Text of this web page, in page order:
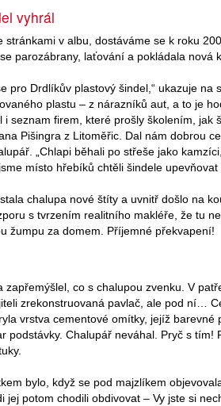
vyhrál
stránkami v albu, dostáváme se k roku
parozábrany, laťování a pokládala nová
pro Drdlíkův plastový šindel,“ ukazuje na
plastu – z nárazníků aut, a to je
i seznam firem, které prošly školením, jak
Pišingra z Litoměřic. Dal nám dobrou
„Chlapi běhali po střeše jako
místo hřebíků chtěli šindele upevňovat
chalupa nové štíty a uvnitř došlo na
s tvrzením realitního makléře, že tu
žumpu za domem. Příjemné překvapení!
zapřemýšlel, co s chalupou zvenku. V
zrekonstruovaná pavlač, ale pod ní…
vrstva cementové omítky, jejíž barevné
podstávky. Chalupář neváhal. Pryč s tím!
bylo, když se pod majzlíkem
jej potom chodili obdivovat – Vy jste si